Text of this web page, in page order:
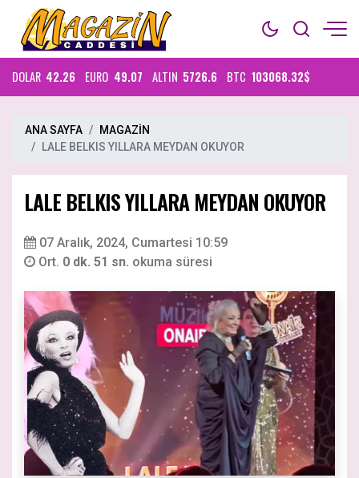
DOLAR 42.26 EURO 49.07 ALTIN 5726.6 BTC 103068.32$
ANA SAYFA
MAGAZİN
LALE BELKIS YILLARA MEYDAN OKUYOR
LALE BELKIS YILLARA MEYDAN OKUYOR
07 Aralık, 2024, Cumartesi 10:59
Ort. 0 dk. 51 sn. okuma süresi